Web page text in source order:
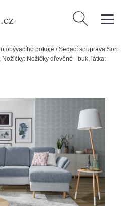
Vyhledávání
obývacího pokoje /Sedací souprava Sori
Nožičky dřevěné - buk, látka: